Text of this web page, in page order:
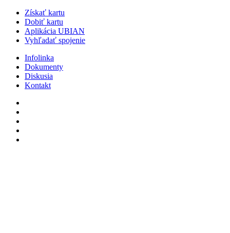
Získať kartu
Dobiť kartu
Aplikácia UBIAN
Vyhľadať spojenie
Infolinka
Dokumenty
Diskusia
Kontakt